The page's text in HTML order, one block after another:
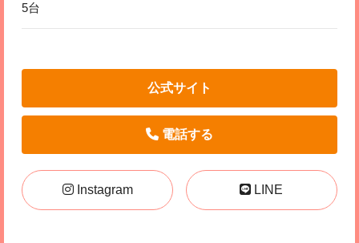
5台
公式サイト
電話する
Instagram LINE